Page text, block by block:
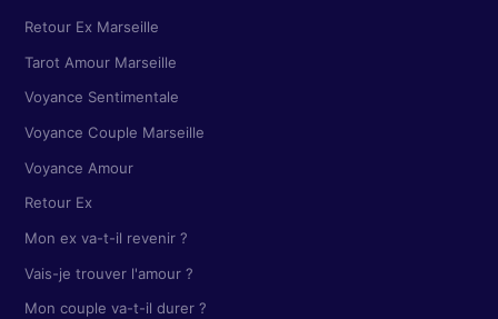
Retour Ex Marseille
Tarot Amour Marseille
Voyance Sentimentale
Voyance Couple Marseille
Voyance Amour
Retour Ex
Mon ex va-t-il revenir ?
Vais-je trouver l'amour ?
Mon couple va-t-il durer ?